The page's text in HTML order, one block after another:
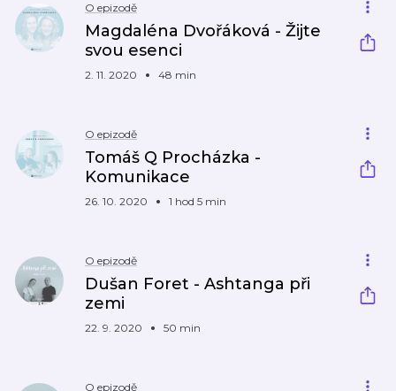
O epizodě
Magdaléna Dvořáková - Žijte
svou esenci
2. 11. 2020 48 min
O epizodě
Tomáš Q Procházka -
Komunikace
26. 10. 2020 1 hod 5 min
O epizodě
Dušan Foret - Ashtanga při
zemi
22. 9. 2020 50 min
O epizodě